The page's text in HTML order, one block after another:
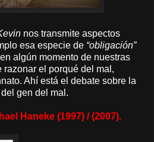
nos transmite aspectos
esa especie de “obligación”
algún momento de nuestras
el porqué del mal,
Ahí está el debate sobre la
gen del mal.
Haneke (1997) / (2007).